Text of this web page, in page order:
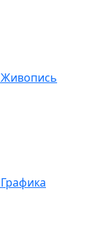
Живопись
Графика